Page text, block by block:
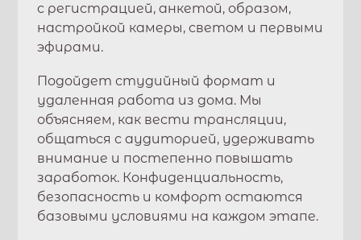
с регистрацией, анкетой, образом,
настройкой камеры, светом и первыми
эфирами.
Подойдет студийный формат и
удаленная работа из дома. Мы
объясняем, как вести трансляции,
общаться с аудиторией, удерживать
внимание и постепенно повышать
заработок. Конфиденциальность,
безопасность и комфорт остаются
базовыми условиями на каждом этапе.